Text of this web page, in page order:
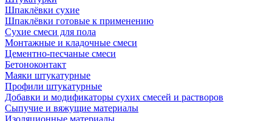
Шпаклёвки сухие
Шпаклёвки готовые к применению
Сухие смеси для пола
Монтажные и кладочные смеси
Цементно-песчаные смеси
Бетоноконтакт
Маяки штукатурные
Профили штукатурные
Добавки и модификаторы сухих смесей и растворов
Сыпучие и вяжущие материалы
Изоляционные материалы